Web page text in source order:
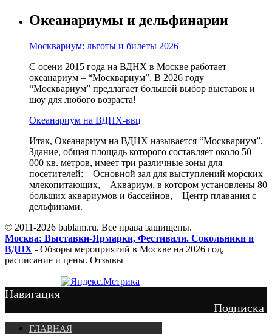
Океанариумы и дельфинарии
Москвариум: льготы и билеты 2026
С осени 2015 года на ВДНХ в Москве работает
океанариум – “Москвариум”. В 2026 году
“Москвариум” предлагает большой выбор выставок и
шоу для любого возраста!
Океанариум на ВДНХ-ввц
Итак, Океанариум на ВДНХ называется “Москвариум”.
Здание, общая площадь которого составляет около 50
000 кв. метров, имеет три различные зоны для
посетителей: – Основной зал для выступлений морских
млекопитающих, – Аквариум, в котором установлены 80
больших аквариумов и бассейнов, – Центр плавания с
дельфинами.
© 2011-2026 bablam.ru. Все права защищены.
Москва: Выставки-Ярмарки, Фестивали. Сокольники и
ВДНХ - Обзоры мероприятий в Москве на 2026 год,
расписание и цены. Отзывы
Навигация
Подписка
ГЛАВНАЯ